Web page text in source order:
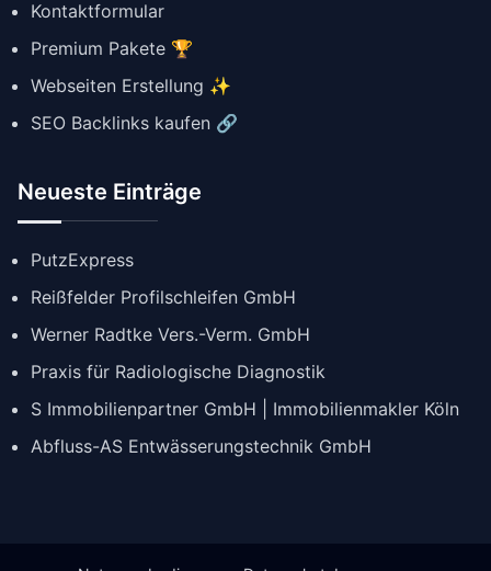
Kontaktformular
Premium Pakete 🏆
Webseiten Erstellung ✨
SEO Backlinks kaufen 🔗
Neueste Einträge
PutzExpress
Reißfelder Profilschleifen GmbH
Werner Radtke Vers.-Verm. GmbH
Praxis für Radiologische Diagnostik
S Immobilienpartner GmbH | Immobilienmakler Köln
Abfluss-AS Entwässerungstechnik GmbH